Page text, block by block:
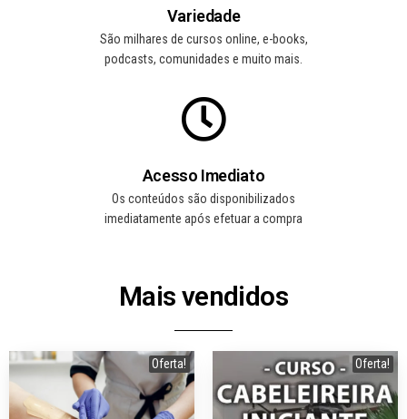
Variedade
São milhares de cursos online, e-books,
podcasts, comunidades e muito mais.
Acesso Imediato
Os conteúdos são disponibilizados
imediatamente após efetuar a compra
Mais vendidos
Oferta! Oferta!